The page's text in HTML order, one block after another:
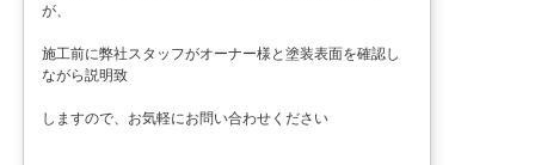
が、
施工前に弊社スタッフがオーナー様と塗装表面を確認し
ながら説明致
しますので、お気軽にお問い合わせください